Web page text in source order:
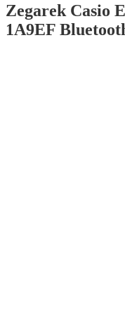
Zegarek Casio
1A9EF